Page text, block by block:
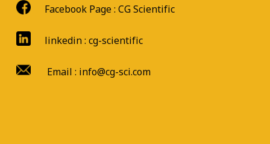
Facebook Page : CG Scientific
linkedin : cg-scientific
Email : info@cg-sci.com